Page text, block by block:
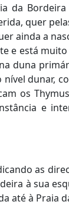
da
quer
ainda a
e está
duna
dunar,
os
e
as
à sua
até à Praia